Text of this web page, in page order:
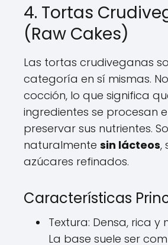
4. Tortas
(Raw Cakes)
Las tortas crudiveganas
categoría en sí mismas.
cocción, lo que significa
ingredientes se procesan
preservar sus nutrientes.
naturalmente sin lácteos,
azúcares refinados.
Características
Textura: Densa, rica y
La base suele ser